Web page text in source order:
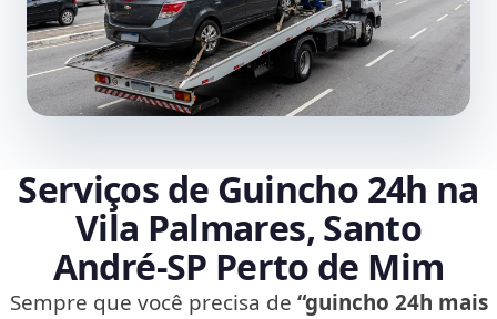
Serviços de Guincho 24h na
Vila Palmares, Santo
André‑SP Perto de Mim
Sempre que você precisa de “guincho 24h mais